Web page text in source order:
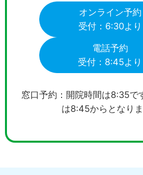
オンライン予約
受付：6:30より
電話予約
受付：8:45より
窓口予約：開院時間は8:35で
は8:45からとなりま